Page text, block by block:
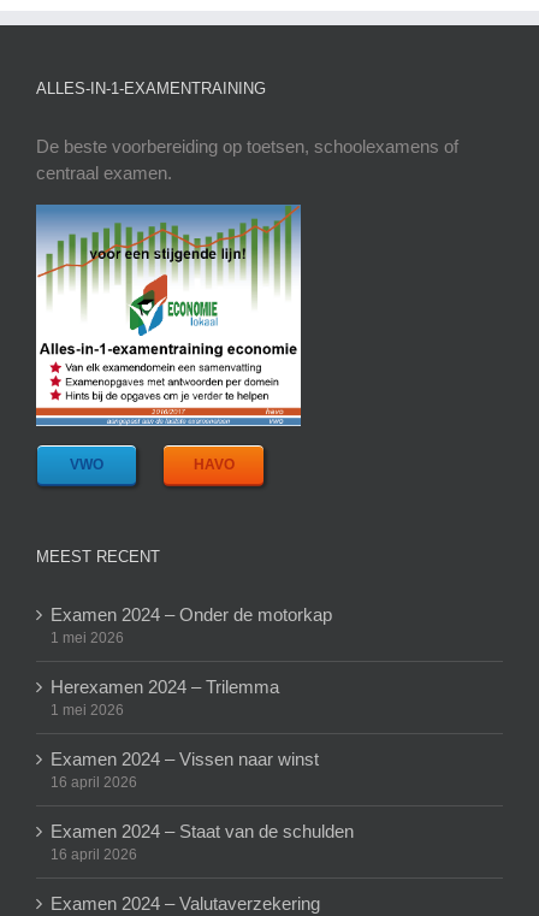
ALLES-IN-1-EXAMENTRAINING
De beste voorbereiding op toetsen, schoolexamens of
centraal examen.
VWO HAVO
MEEST RECENT
Examen 2024 – Onder de motorkap
1 mei 2026
Herexamen 2024 – Trilemma
1 mei 2026
Examen 2024 – Vissen naar winst
16 april 2026
Examen 2024 – Staat van de schulden
16 april 2026
Examen 2024 – Valutaverzekering